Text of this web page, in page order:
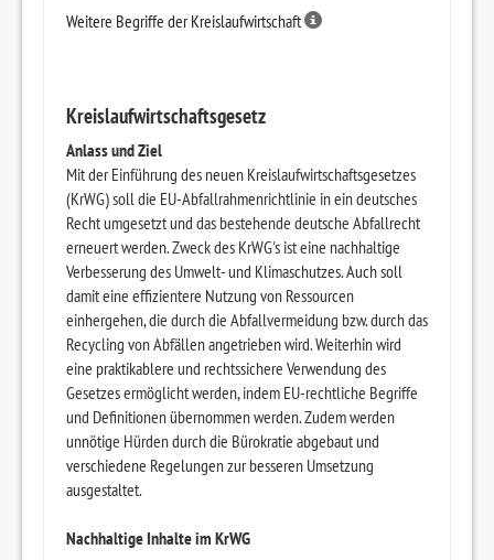
Weitere Begriffe der Kreislaufwirtschaft
Kreislaufwirtschaftsgesetz
Anlass und Ziel
Mit der Einführung des neuen Kreislaufwirtschaftsgesetzes
(KrWG) soll die EU-Abfallrahmenrichtlinie in ein deutsches
Recht umgesetzt und das bestehende deutsche Abfallrecht
erneuert werden. Zweck des KrWG's ist eine nachhaltige
Verbesserung des Umwelt- und Klimaschutzes. Auch soll
damit eine effizientere Nutzung von Ressourcen
einhergehen, die durch die Abfallvermeidung bzw. durch das
Recycling von Abfällen angetrieben wird. Weiterhin wird
eine praktikablere und rechtssichere Verwendung des
Gesetzes ermöglicht werden, indem EU-rechtliche Begriffe
und Definitionen übernommen werden. Zudem werden
unnötige Hürden durch die Bürokratie abgebaut und
verschiedene Regelungen zur besseren Umsetzung
ausgestaltet.
Nachhaltige Inhalte im KrWG